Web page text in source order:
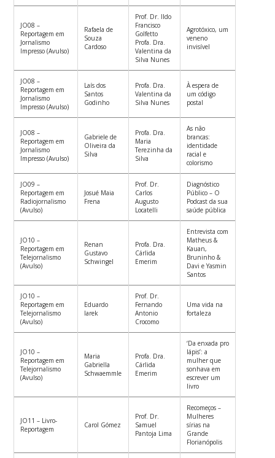
JO08 –
Reportagem em
Jornalismo
Impresso (Avulso)
Rafaela de
Souza
Cardoso
Prof. Dr. Ildo
Francisco
Golfetto
Profa. Dra.
Valentina da
Silva Nunes
Agrotóxico, um
veneno
invisível
JO08 –
Reportagem em
Jornalismo
Impresso (Avulso)
Laís dos
Santos
Godinho
Profa. Dra.
Valentina da
Silva Nunes
À espera de
um código
postal
JO08 –
Reportagem em
Jornalismo
Impresso (Avulso)
Gabriele de
Oliveira da
Silva
Profa. Dra.
Maria
Terezinha da
Silva
As não
brancas:
identidade
racial e
colorismo
JO09 –
Reportagem em
Radiojornalismo
(Avulso)
Josué Maia
Frena
Prof. Dr.
Carlos
Augusto
Locatelli
Diagnóstico
Público – O
Podcast da sua
saúde pública
JO10 –
Reportagem em
Telejornalismo
(Avulso)
Renan
Gustavo
Schwingel
Profa. Dra.
Cárlida
Emerim
Entrevista com
Matheus &
Kauan,
Bruninho &
Davi e Yasmin
Santos
JO10 –
Reportagem em
Telejornalismo
(Avulso)
Eduardo
Iarek
Prof. Dr.
Fernando
Antonio
Crocomo
Uma vida na
fortaleza
JO10 –
Reportagem em
Telejornalismo
(Avulso)
Maria
Gabriella
Schwaemmle
Profa. Dra.
Cárlida
Emerim
‘Da enxada pro
lápis’: a
mulher que
sonhava em
escrever um
livro
JO11 – Livro-
Reportagem
Carol Gómez
Prof. Dr.
Samuel
Pantoja Lima
Recomeços –
Mulheres
sírias na
Grande
Florianópolis